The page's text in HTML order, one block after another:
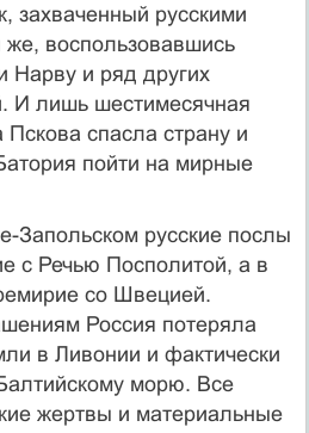
захваченный русскими
воспользовавшись
Нарву и ряд других
И лишь шестимесячная
Пскова спасла страну и
пойти на мирные
Запольском русские послы
с Речью Посполитой, а в
со Швецией.
Россия потеряла
в Ливонии и фактически
морю. Все
жертвы и материальные